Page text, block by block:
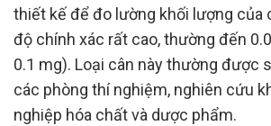
thiết kế để đo lường khối lượng của
độ chính xác rất cao, thường đến
0.1 mg). Loại cân này thường được
các phòng thí nghiệm, nghiên cứu
nghiệp hóa chất và dược phẩm.